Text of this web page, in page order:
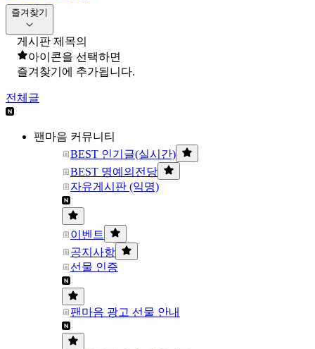
즐겨찾기
게시판 제목의
아이콘을 선택하면
즐겨찾기에 추가됩니다.
전체글
팬마음 커뮤니티
BEST 인기글(실시간)
BEST 명예의전당
자유게시판 (익명)
이벤트
공지사항
선물 인증
팬마음 광고 선물 안내